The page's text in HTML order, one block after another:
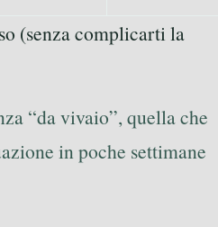
(senza complicarti la
“da vivaio”, quella che
in poche settimane